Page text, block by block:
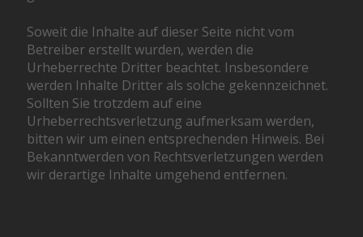
Soweit die Inhalte auf dieser Seite nicht vom
Betreiber erstellt wurden, werden die
Urheberrechte Dritter beachtet. Insbesondere
werden Inhalte Dritter als solche gekennzeichnet.
Sollten Sie trotzdem auf eine
Urheberrechtsverletzung aufmerksam werden,
bitten wir um einen entsprechenden Hinweis. Bei
Bekanntwerden von Rechtsverletzungen werden
wir derartige Inhalte umgehend entfernen.